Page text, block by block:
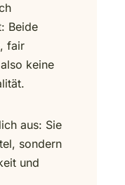
Beide
fair
keine
aus: Sie
sondern
und